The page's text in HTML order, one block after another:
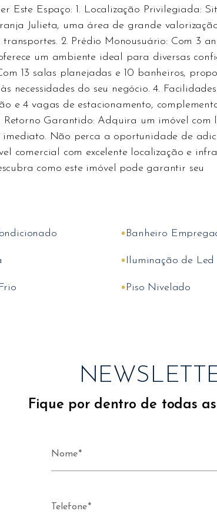
Este Espaço: 1. Localização Privilegiada:
Julieta, uma área de grande
2. Prédio Monousuário: Com 3
um ambiente ideal para diversas
13 salas planejadas e 10 banheiros,
necessidades do seu negócio. 4. Facilidades
e 4 vagas de estacionamento,
Retorno Garantido: Adquira um imóvel com
imediato. Não perca a oportunidade de
comercial com excelente localização e
como este imóvel pode garantir seu
• Banheiro
• Iluminação de Led
• Piso Nivelado
Fique por dentro de todas
Nome
Telefone